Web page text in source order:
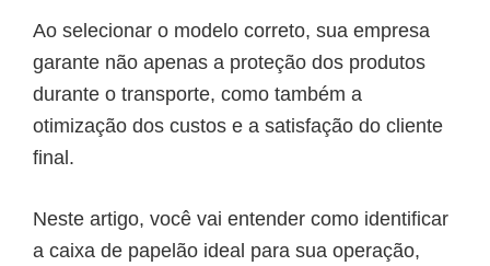
Ao selecionar o modelo correto, sua empresa
garante não apenas a proteção dos produtos
durante o transporte, como também a
otimização dos custos e a satisfação do cliente
final.
Neste artigo, você vai entender como identificar
a caixa de papelão ideal para sua operação,